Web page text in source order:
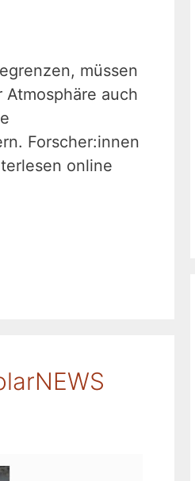
müssen
auch
Forscher:innen
online